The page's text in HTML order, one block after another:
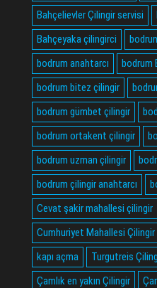
Bahçelievler Çilingir servisi
Bahçeyaka çilingirci
bodrum anahtarcı
bodrum
bodrum bitez çilingir
bodrum gümbet çilingir
bodrum ortakent çilingir
bodrum uzman çilingir
bodrum çilingir anahtarcı
Cevat şakir mahallesi çilingir
Cumhuriyet Mahallesi Çilingir
kapı açma
Turgutreis
Çamlık en yakın Çilingir